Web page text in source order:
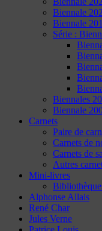
Biennale
Biennale
Série :
Biennales
Biennale
Carnets
Paire de
Carnets de
Carnets de
Autres
Mini-livres
Alphonse Allais
René Char
Jules Verne